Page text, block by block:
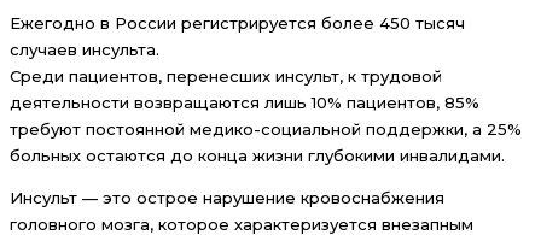
Ежегодно в России регистрируется более 450 тысяч
случаев инсульта.
Среди пациентов, перенесших инсульт, к трудовой
деятельности возвращаются лишь 10% пациентов, 85%
требуют постоянной медико-социальной поддержки, а 25%
больных остаются до конца жизни глубокими инвалидами.
Инсульт — это острое нарушение кровоснабжения
головного мозга, которое характеризуется внезапным